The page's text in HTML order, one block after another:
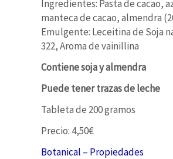
Ingredientes: Pasta de cacao,
manteca de cacao, almendra
Emulgente: Leceitina de Soja
322, Aroma de vainillina
Contiene soja y almendra
Puede tener trazas de leche
Tableta de 200 gramos
Precio: 4,50€
Botanical – Propiedades